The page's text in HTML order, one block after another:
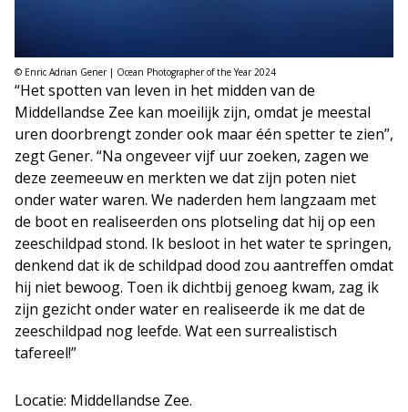
© Enric Adrian Gener | Ocean Photographer of the Year 2024
“Het spotten van leven in het midden van de
Middellandse Zee kan moeilijk zijn, omdat je meestal
uren doorbrengt zonder ook maar één spetter te zien”,
zegt Gener. “Na ongeveer vijf uur zoeken, zagen we
deze zeemeeuw en merkten we dat zijn poten niet
onder water waren. We naderden hem langzaam met
de boot en realiseerden ons plotseling dat hij op een
zeeschildpad stond. Ik besloot in het water te springen,
denkend dat ik de schildpad dood zou aantreffen omdat
hij niet bewoog. Toen ik dichtbij genoeg kwam, zag ik
zijn gezicht onder water en realiseerde ik me dat de
zeeschildpad nog leefde. Wat een surrealistisch
tafereel!”
Locatie: Middellandse Zee.